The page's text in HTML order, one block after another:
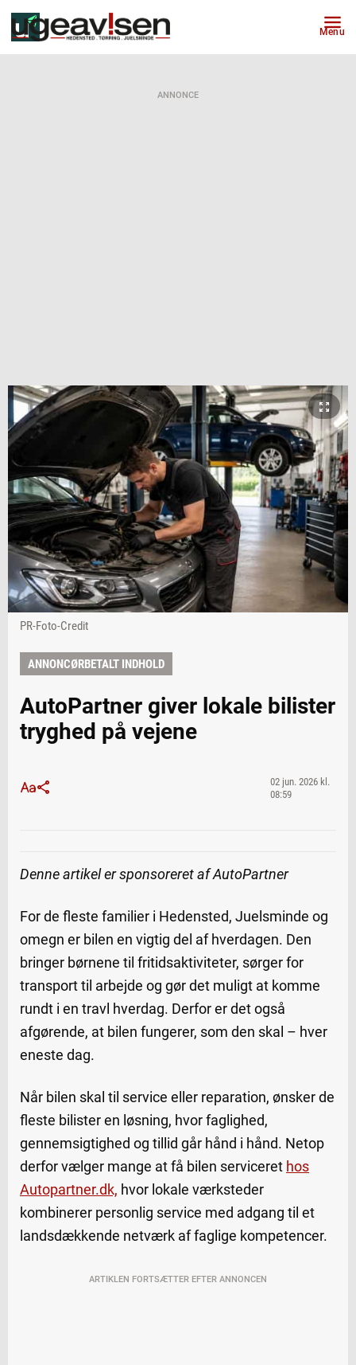
Menu
ANNONCE
PR-Foto-Credit
ANNONCØRBETALT INDHOLD
AutoPartner giver lokale bilister
tryghed på vejene
02 jun. 2026 kl.
08:59
Denne artikel er sponsoreret af AutoPartner
For de fleste familier i Hedensted, Juelsminde og
omegn er bilen en vigtig del af hverdagen. Den
bringer børnene til fritidsaktiviteter, sørger for
transport til arbejde og gør det muligt at komme
rundt i en travl hverdag. Derfor er det også
afgørende, at bilen fungerer, som den skal – hver
eneste dag.
Når bilen skal til service eller reparation, ønsker de
fleste bilister en løsning, hvor faglighed,
gennemsigtighed og tillid går hånd i hånd. Netop
derfor vælger mange at få bilen serviceret hos
Autopartner.dk, hvor lokale værksteder
kombinerer personlig service med adgang til et
landsdækkende netværk af faglige kompetencer.
ARTIKLEN FORTSÆTTER EFTER ANNONCEN